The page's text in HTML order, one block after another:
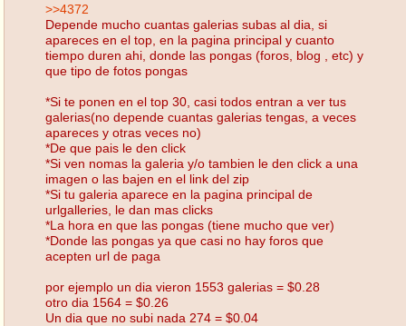
>>4372
Depende mucho cuantas galerias subas al dia, si
apareces en el top, en la pagina principal y cuanto
tiempo duren ahi, donde las pongas (foros, blog , etc) y
que tipo de fotos pongas
*Si te ponen en el top 30, casi todos entran a ver tus
galerias(no depende cuantas galerias tengas, a veces
apareces y otras veces no)
*De que pais le den click
*Si ven nomas la galeria y/o tambien le den click a una
imagen o las bajen en el link del zip
*Si tu galeria aparece en la pagina principal de
urlgalleries, le dan mas clicks
*La hora en que las pongas (tiene mucho que ver)
*Donde las pongas ya que casi no hay foros que
acepten url de paga
por ejemplo un dia vieron 1553 galerias = $0.28
otro dia 1564 = $0.26
Un dia que no subi nada 274 = $0.04